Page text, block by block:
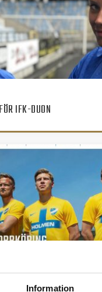
Information
IFK-DUON